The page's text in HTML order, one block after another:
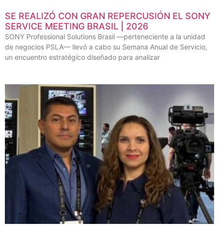
SE REALIZÓ CON GRAN REPERCUSIÓN EL SONY
SERVICE MEETING BRASIL | 2026
SONY Professional Solutions Brasil —perteneciente a la unidad
de negocios PSLA— llevó a cabo su Semana Anual de Servicio,
un encuentro estratégico diseñado para analizar